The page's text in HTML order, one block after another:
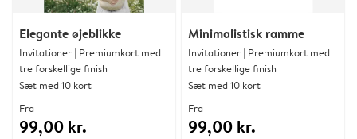
Elegante øjeblikke
Invitationer | Premiumkort med
tre forskellige finish
Sæt med 10 kort
Fra
99,00 kr.
Minimalistisk ramme
Invitationer | Premiumkort med
tre forskellige finish
Sæt med 10 kort
Fra
99,00 kr.